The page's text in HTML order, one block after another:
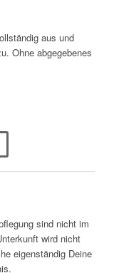
aus und
Ohne abgegebenes
sind nicht im
wird nicht
eigenständig Deine